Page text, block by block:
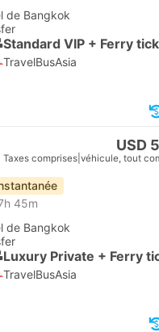
de Bangkok
Standard VIP + Ferry
TravelBusAsia
USD
Taxes comprises véhicule, tout
45m
de Bangkok
Luxury Private + Ferry
TravelBusAsia